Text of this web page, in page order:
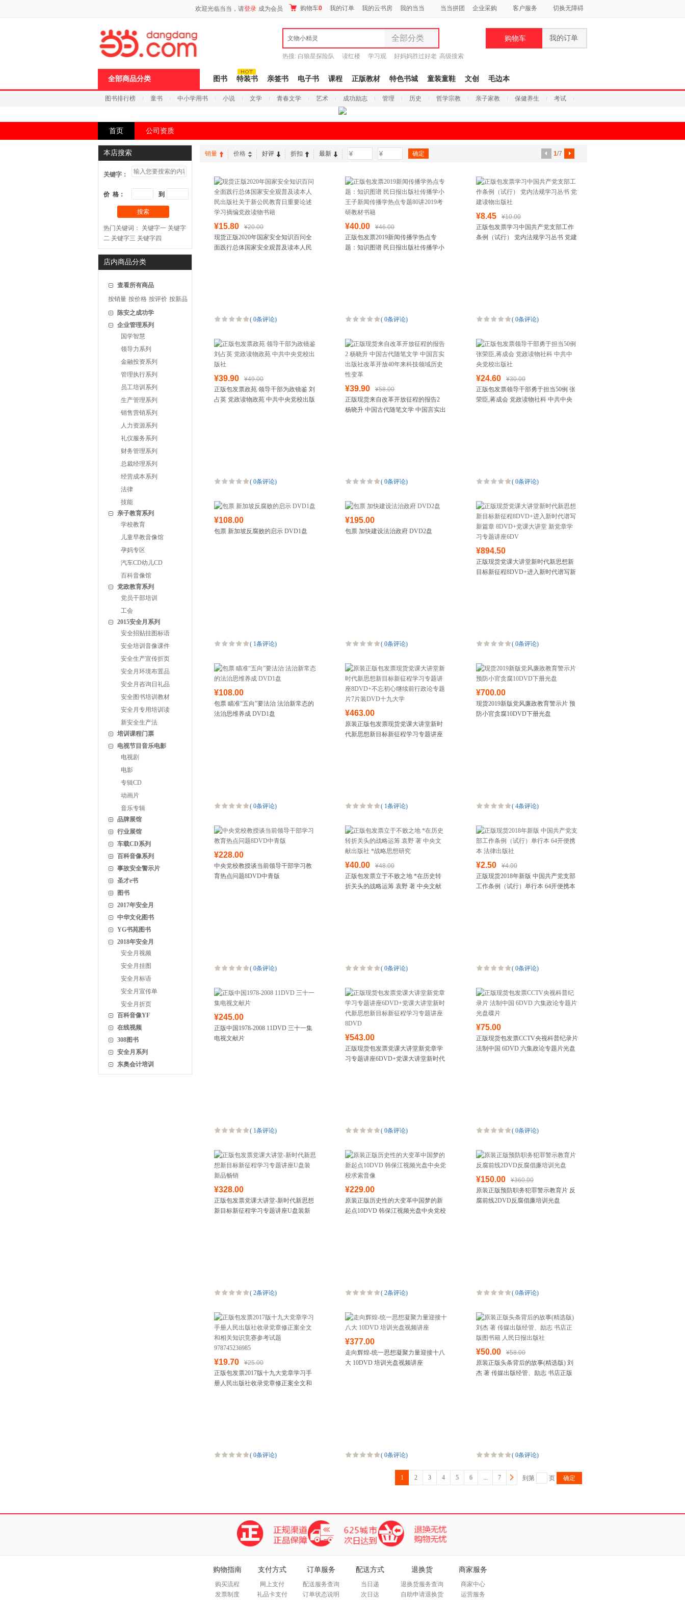
欢迎光临当当，请登录 成为会员 购物车0 我的订单 我的云书房 我的当当 当当拼团 企业采购 客户服务 切换无障碍
文物小精灵 全部分类
全部分类
图书
电子书
音像
母婴用品
家居日用
家具装饰
鞋
箱包皮具
手表饰品
电脑办公
家用电器
热搜: 白狼星探险队 读红楼 学习观
好妈妈胜过好老 高级搜索
购物车 我的订单
全部商品分类 图书 特装书 亲签书 电子书 课程 正版教材 特色书城 童装童鞋 文创 毛边本
图书排行榜 童书 中小学用书 小说 文学 青春文学 艺术 成功励志 管理 历史 哲学宗教 亲子家教 保健养生 考试
首页 公司资质
本店搜索
关键字：
价 格： 到
搜索
热门关键词： 关键字一 关键字
二 关键字三 关键字四
店内商品分类
查看所有商品
按销量 按价格 按评价 按新品
陈安之成功学
企业管理系列
国学智慧
领导力系列
金融投资系列
管理执行系列
员工培训系列
生产管理系列
销售营销系列
人力资源系列
礼仪服务系列
财务管理系列
总裁经理系列
经营成本系列
法律
技能
亲子教育系列
学校教育
儿童早教音像馆
孕妈专区
汽车CD幼儿CD
百科音像馆
党政教育系列
党员干部培训
工会
2015安全月系列
安全招贴挂图标语
安全培训音像课件
安全生产宣传折页
安全月环境布置品
安全月咨询日礼品
安全图书培训教材
安全月专用培训读
新安全生产法
培训课程门票
电视节目音乐电影
电视剧
电影
专辑CD
动画片
音乐专辑
品牌展馆
行业展馆
车载CD系列
百科音像系列
事故安全警示片
圣才e书
图书
2017年安全月
中华文化图书
YG书苑图书
2018年安全月
安全月视频
安全月挂图
安全月标语
安全月宣传单
安全月折页
百科音像YF
在线视频
308图书
安全月系列
东奥会计培训
销量 价格 好评 折扣 最新 1/7
¥15.80
¥20.00
现货正版2020年国家安全知识百问全
面践行总体国家安全观普及读本人民
( 0条评论)
¥40.00
¥46.00
正版包发票2019新闻传播学热点专
题：知识图谱 民日报出版社传播学小
( 0条评论)
¥8.45
¥10.00
正版包发票学习中国共产党支部工作
条例（试行） 党内法规学习丛书 党建
( 0条评论)
¥39.90
¥49.00
正版包发票政苑 领导干部为政镜鉴 刘
占英 党政读物政苑 中共中央党校出版
( 0条评论)
¥39.90
¥58.00
正版现货来自改革开放征程的报告2
杨晓升 中国古代随笔文学 中国言实出
( 0条评论)
¥24.60
¥30.00
正版包发票领导干部勇于担当50例 张
荣臣,蒋成会 党政读物社科 中共中央
( 0条评论)
¥108.00
包票 新加坡反腐败的启示 DVD1盘
( 1条评论)
¥195.00
包票 加快建设法治政府 DVD2盘
( 0条评论)
¥894.50
正版现货党课大讲堂新时代新思想新
目标新征程8DVD+进入新时代谱写新
( 0条评论)
¥108.00
包票 瞄准“五向”要法治 法治新常态的
法治思维养成 DVD1盘
( 0条评论)
¥463.00
原装正版包发票现货党课大讲堂新时
代新思想新目标新征程学习专题讲座
( 1条评论)
¥700.00
现货2019新版党风廉政教育警示片 预
防小官贪腐10DVD下册光盘
( 4条评论)
¥228.00
中央党校教授谈当前领导干部学习教
育热点问题8DVD中青版
( 0条评论)
¥40.00
¥48.00
正版包发票立于不败之地 *在历史转
折关头的战略运筹 袁野 著 中央文献
( 0条评论)
¥2.50
¥4.00
正版现货2018年新版 中国共产党支部
工作条例（试行）单行本 64开便携本
( 0条评论)
¥245.00
正版中国1978-2008 11DVD 三十一集
电视文献片
( 1条评论)
¥543.00
正版现货包发票党课大讲堂新党章学
习专题讲座6DVD+党课大讲堂新时代
( 0条评论)
¥75.00
正版现货包发票CCTV央视科普纪录片
法制中国 6DVD 六集政论专题片光盘
( 0条评论)
¥328.00
正版包发票党课大讲堂-新时代新思想
新目标新征程学习专题讲座U盘装新
( 2条评论)
¥229.00
原装正版历史性的大变革中国梦的新
起点10DVD 韩保江视频光盘中央党校
( 2条评论)
¥150.00
¥360.00
原装正版预防职务犯罪警示教育片 反
腐前线2DVD反腐倡廉培训光盘
( 0条评论)
¥19.70
¥25.00
正版包发票2017版十九大党章学习手
册人民出版社收录党章修正案全文和
( 0条评论)
¥377.00
走向辉煌-统一思想凝聚力量迎接十八
大 10DVD 培训光盘视频讲座
( 0条评论)
¥50.00
¥58.00
原装正版头条背后的故事(精选版) 刘
杰 著 传媒出版经管、励志 书店正版
( 0条评论)
到第 页 确定
1 2 3 4 5 6 ... 7
页
浪
购物指南
购买流程
发票制度
支付方式
网上支付
礼品卡支付
订单服务
配送服务查询
订单状态说明
配送方式
当日递
次日达
退换货
退换货服务查询
自助申请退换货
商家服务
商家中心
运营服务